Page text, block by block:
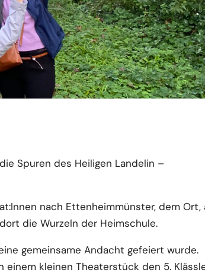
Spuren des Heiligen Landelin –
nach Ettenheimmünster, dem Ort,
die Wurzeln der Heimschule.
gemeinsame Andacht gefeiert wurde.
kleinen Theaterstück den 5.